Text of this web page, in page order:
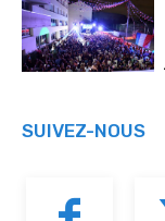
SUIVEZ-NOUS